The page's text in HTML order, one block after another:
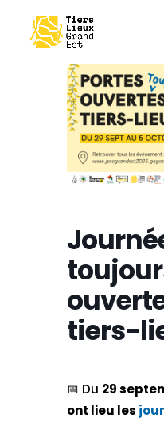
tiers-
📅​ Du 29
ont lieu les